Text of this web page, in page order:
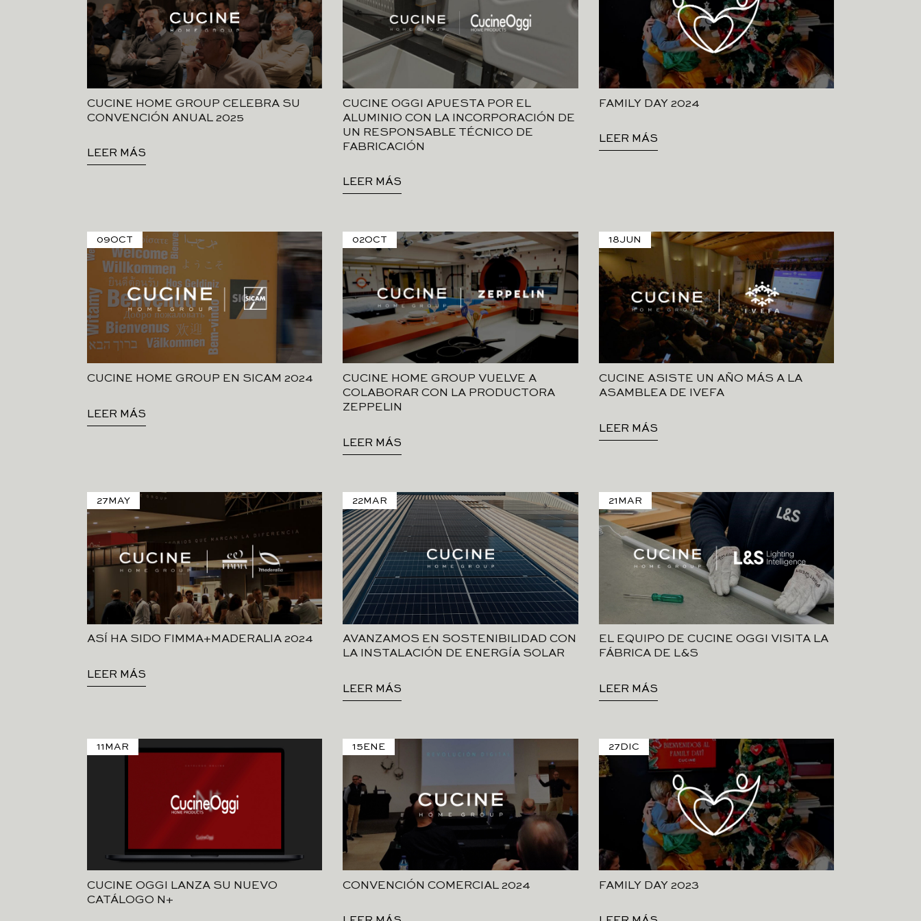
CUCINE HOME GROUP CELEBRA SU
CONVENCIÓN ANUAL 2025
LEER MÁS
CUCINE OGGI APUESTA POR EL
ALUMINIO CON LA INCORPORACIÓN DE
UN RESPONSABLE TÉCNICO DE
FABRICACIÓN
LEER MÁS
FAMILY DAY 2024
LEER MÁS
CUCINE HOME GROUP EN SICAM 2024
LEER MÁS
09OCT
CUCINE HOME GROUP VUELVE A
COLABORAR CON LA PRODUCTORA
ZEPPELIN
LEER MÁS
02OCT
CUCINE ASISTE UN AÑO MÁS A LA
ASAMBLEA DE IVEFA
LEER MÁS
18JUN
ASÍ HA SIDO FIMMA+MADERALIA 2024
LEER MÁS
27MAY
AVANZAMOS EN SOSTENIBILIDAD CON
LA INSTALACIÓN DE ENERGÍA SOLAR
LEER MÁS
22MAR
EL EQUIPO DE CUCINE OGGI VISITA LA
FÁBRICA DE L&S
LEER MÁS
21 MAR
CUCINE OGGI LANZA SU NUEVO
CATÁLOGO N+
11 MAR
CONVENCIÓN COMERCIAL 2024
15ENE
FAMILY DAY 2023
27DIC